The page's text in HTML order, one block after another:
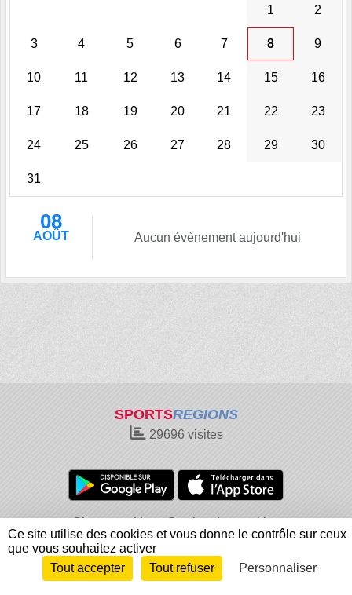
1 2
3 4 5 6 7 8 9
10 11 12 13 14 15 16
17 18 19 20 21 22 23
24 25 26 27 28 29 30
31
08
AOÛT Aucun évènement aujourd'hui
SPORTSREGIONS
29696visites
Charte cookies
Gestion des cookies
Informations légales
Signaler un contenu inapproprié
Envie de participer ? Connexion
Ce site utilise des cookies et vous donne le contrôle sur ceux
que vous souhaitez activer
Tout accepter
Tout refuser Personnaliser